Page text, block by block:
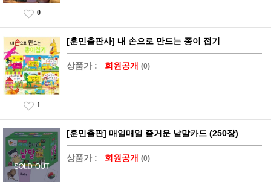
0
[훈민출판사] 내 손으로 만드는 종이 접기
상품가 : 회원공개 (0)
1
[훈민출판] 매일매일 즐거운 낱말카드 (250장)
상품가 : 회원공개 (0)